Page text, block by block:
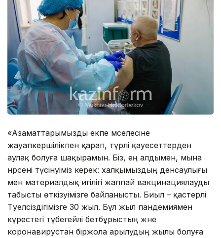
«Азаматтарымызды екпе мәселесіне
жауапкершілікпен қарап, түрлі қауесеттерден
аулақ болуға шақырамын. Біз, ең алдымен, мына
нәрсені түсінуіміз керек: халқымыздың денсаулығы
мен материалдық игілігі жаппай вакцинациялауды
табысты өткізуімізге байланысты. Биыл – қастерлі
Тәуелсіздігімізге 30 жыл. Бұл жыл пандемиямен
күрестегі түбегейлі бетбұрыстың және
коронавирустан біржола арылудың жылы болуға